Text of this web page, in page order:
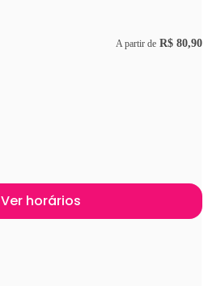
A partir de R$ 80,90
Ver horários